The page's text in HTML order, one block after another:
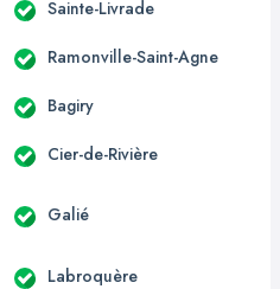
Sainte-Livrade
Ramonville-Saint-Agne
Bagiry
Cier-de-Rivière
Galié
Labroquère